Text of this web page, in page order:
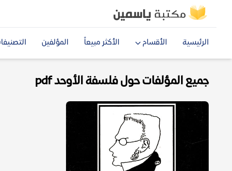
الرئيسية الأقسام الأكثر مبيعاً المؤلفين
جميع المؤلفات حول فلسفة الأوحد pdf